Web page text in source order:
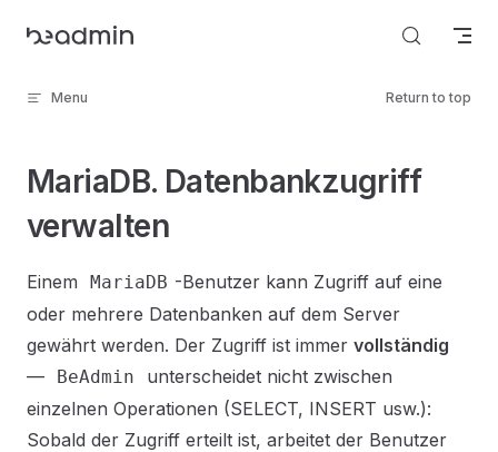
Skip to content
Menu Return to top
MariaDB. Datenbankzugriff
verwalten
Einem MariaDB -Benutzer kann Zugriff auf eine
oder mehrere Datenbanken auf dem Server
gewährt werden. Der Zugriff ist immer vollständig
—
BeAdmin
unterscheidet nicht zwischen
einzelnen Operationen (SELECT, INSERT usw.):
Sobald der Zugriff erteilt ist, arbeitet der Benutzer